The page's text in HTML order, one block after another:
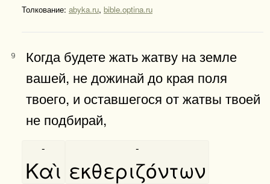
Толкование: abyka.ru, bible.optina.ru
9
Когда будете жать жатву на земле
вашей, не дожинай до края поля
твоего, и оставшегося от жатвы твоей
не подбирай,
Καὶ
-
εκθεριζόντων
-